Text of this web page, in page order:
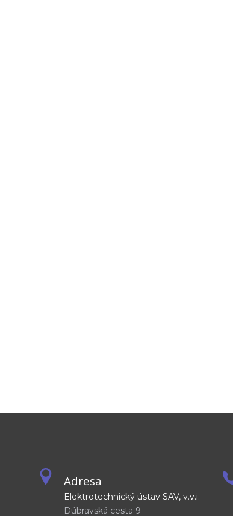
Adresa
Elektrotechnický ústav SAV, v.v.i.
Dúbravská cesta 9